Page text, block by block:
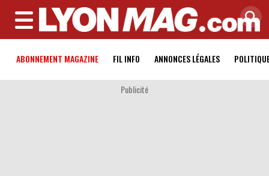
MENU
ABONNEMENT MAGAZINE FIL INFO ANNONCES LÉGALES
Publicité